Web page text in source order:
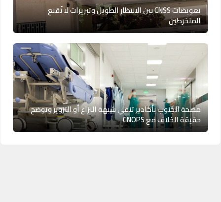
تعويضات CNSS بين الانتظار الطويل وتبريرات لا تُقنع
المنخرطين
مصحة الجنوب بأكادير تنفي شبهة النزاع أو التزوير وتوضح
حقيقة الخلاف مع CNOPS